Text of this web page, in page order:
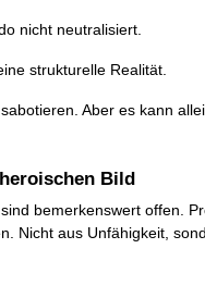
nicht neutralisiert.
strukturelle Realität.
Aber es kann
Bild
bemerkenswert offen.
Nicht aus Unfähigkeit,